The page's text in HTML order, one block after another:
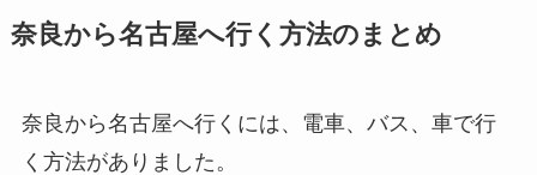
奈良から名古屋へ行く方法のまとめ
奈良から名古屋へ行くには、電車、バス、車で行
く方法がありました。